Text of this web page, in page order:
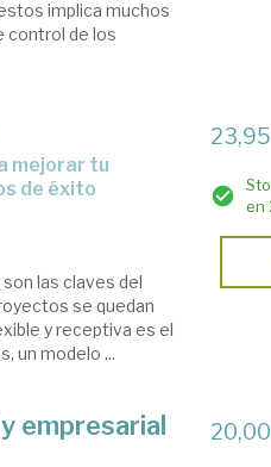
implica muchos
control de los
de éxito
las claves del
se quedan
y receptiva es el
un modelo ...
en
empresarial